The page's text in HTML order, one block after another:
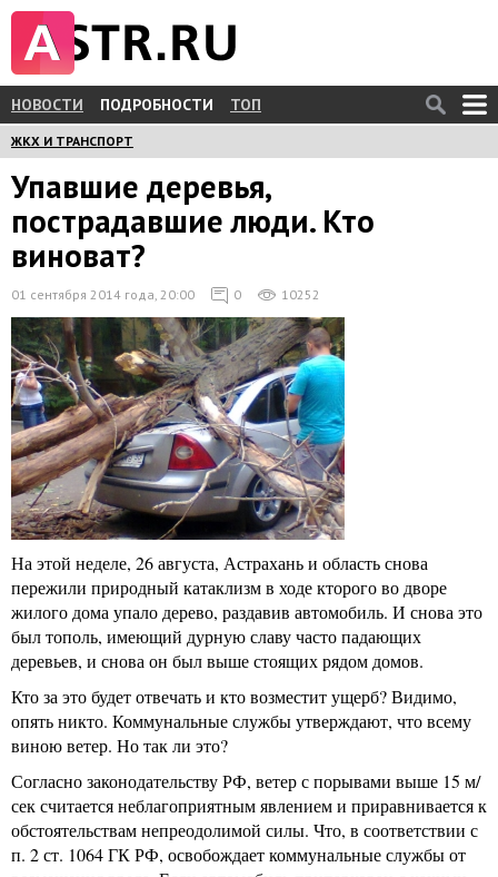
НОВОСТИ ПОДРОБНОСТИ ТОП
ЖКХ И ТРАНСПОРТ
Упавшие деревья,
пострадавшие люди. Кто
виноват?
01 сентября 2014 года, 20:00 0 10252
На этой неделе, 26 августа, Астрахань и область снова
пережили природный катаклизм в ходе кторого во дворе
жилого дома упало дерево, раздавив автомобиль. И снова это
был тополь, имеющий дурную славу часто падающих
деревьев, и снова он был выше стоящих рядом домов.
Кто за это будет отвечать и кто возместит ущерб? Видимо,
опять никто. Коммунальные службы утверждают, что всему
виною ветер. Но так ли это?
Согласно законодательству РФ, ветер с порывами выше 15 м/
сек считается неблагоприятным явлением и приравнивается к
обстоятельствам непреодолимой силы. Что, в соответствии с
п. 2 ст. 1064 ГК РФ, освобождает коммунальные службы от